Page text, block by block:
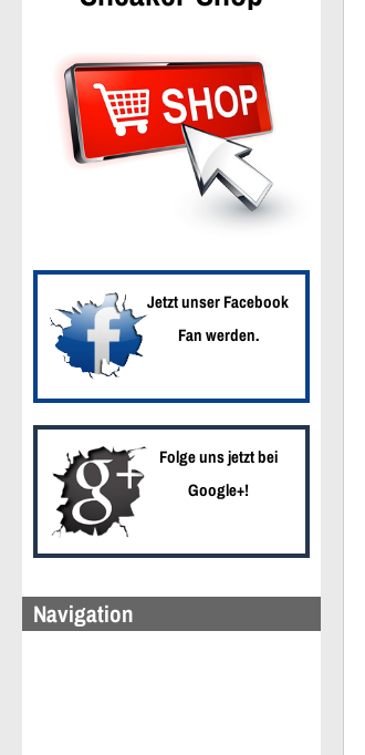
Jetzt unser Facebook
Fan werden.
Folge uns jetzt bei
Google+!
Navigation